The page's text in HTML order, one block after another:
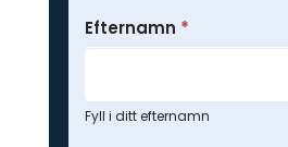
Efternamn *
Fyll i ditt efternamn